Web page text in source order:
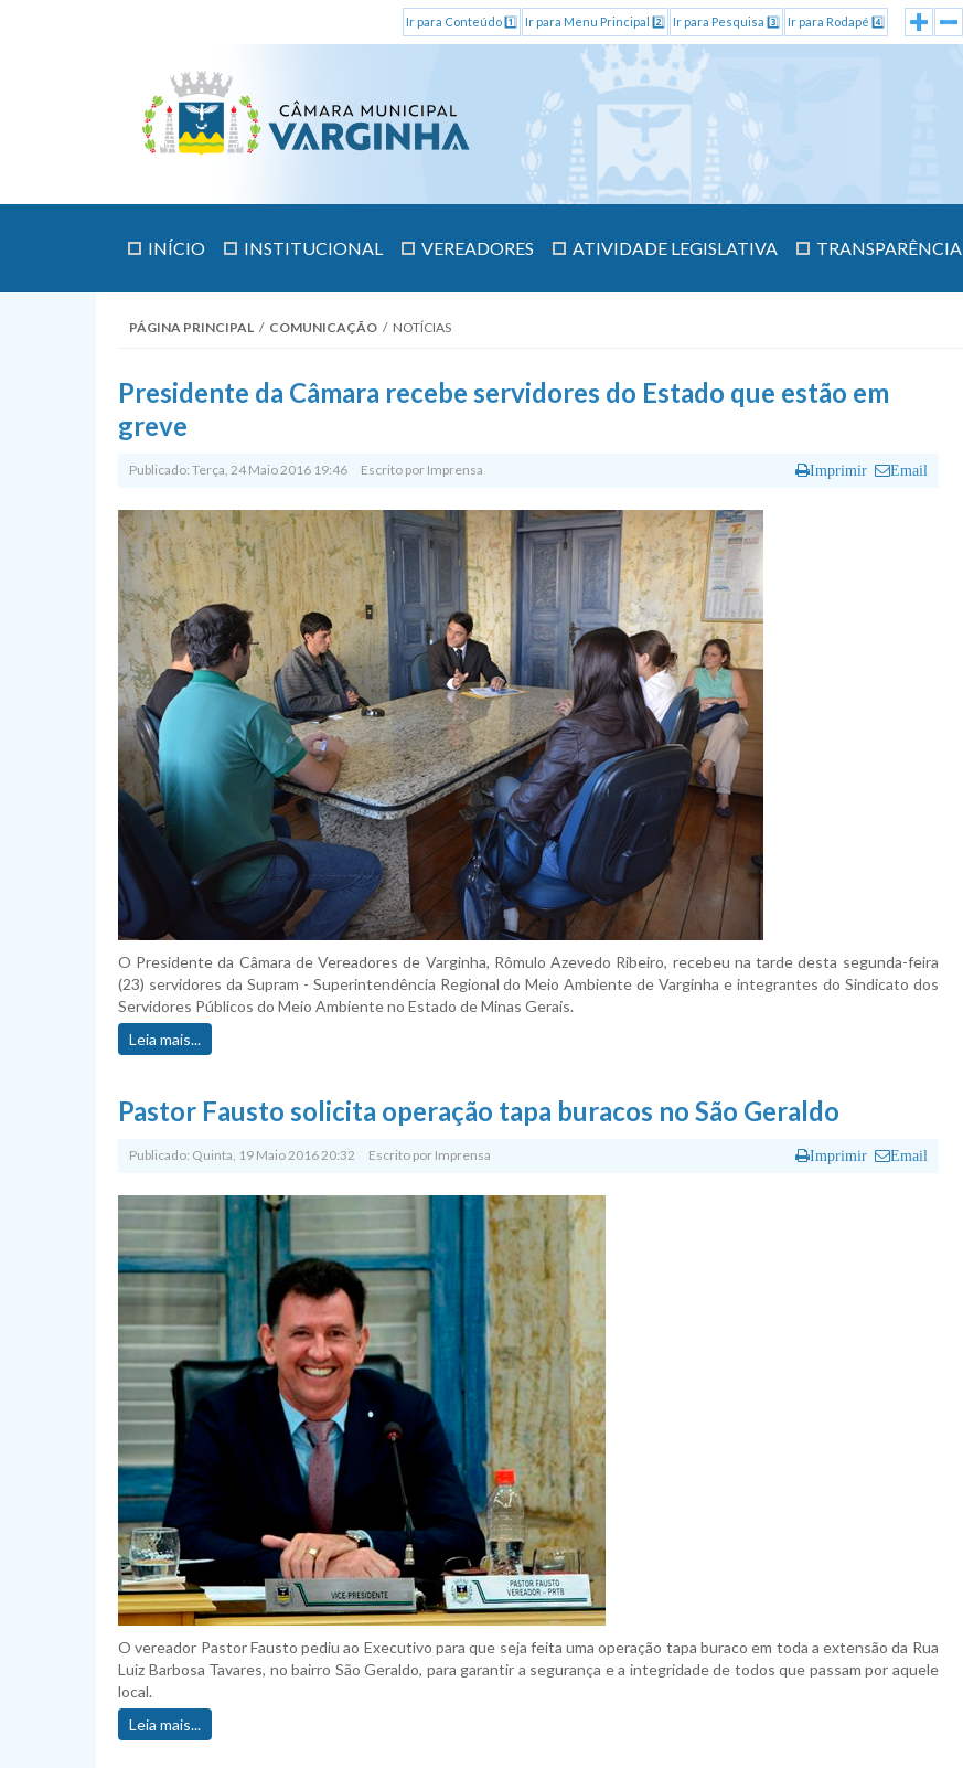
Ir para Conteúdo 1️⃣ Ir para Menu Principal 2️⃣ Ir para Pesquisa 3️⃣ Ir para Rodapé 4️⃣
INÍCIO INSTITUCIONAL VEREADORES ATIVIDADE LEGISLATIVA TRANSPARÊNCIA
PÁGINA PRINCIPAL / COMUNICAÇÃO / NOTÍCIAS
Presidente da Câmara recebe servidores do Estado que estão em
greve
Publicado: Terça, 24 Maio 2016 19:46 Escrito por Imprensa Imprimir Email
O Presidente da Câmara de Vereadores de Varginha, Rômulo Azevedo Ribeiro, recebeu na tarde desta segunda-feira
(23) servidores da Supram - Superintendência Regional do Meio Ambiente de Varginha e integrantes do Sindicato dos
Servidores Públicos do Meio Ambiente no Estado de Minas Gerais.
Leia mais...
Pastor Fausto solicita operação tapa buracos no São Geraldo
Publicado: Quinta, 19 Maio 2016 20:32 Escrito por Imprensa Imprimir Email
O vereador Pastor Fausto pediu ao Executivo para que seja feita uma operação tapa buraco em toda a extensão da Rua
Luiz Barbosa Tavares, no bairro São Geraldo, para garantir a segurança e a integridade de todos que passam por aquele
local.
Leia mais...